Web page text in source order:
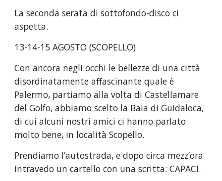
La seconda serata di sottofondo-disco ci
aspetta.
13-14-15 AGOSTO (SCOPELLO)
Con ancora negli occhi le bellezze di una città
disordinatamente affascinante quale è
Palermo, partiamo alla volta di Castellamare
del Golfo, abbiamo scelto la Baia di Guidaloca,
di cui alcuni nostri amici ci hanno parlato
molto bene, in località Scopello.
Prendiamo l’autostrada, e dopo circa mezz’ora
intravedo un cartello con una scritta: CAPACI.